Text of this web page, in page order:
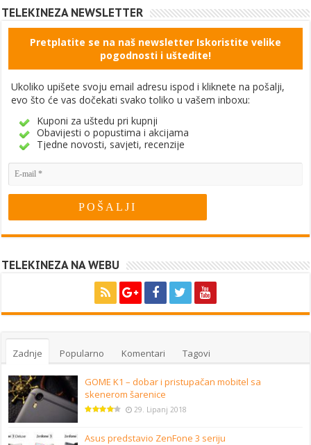
TELEKINEZA NEWSLETTER
Pretplatite se na naš newsletter Iskoristite velike
pogodnosti i uštedite!
Ukoliko upišete svoju email adresu ispod i kliknete na pošalji,
evo što će vas dočekati svako toliko u vašem inboxu:
Kuponi za uštedu pri kupnji
Obavijesti o popustima i akcijama
Tjedne novosti, savjeti, recenzije
TELEKINEZA NA WEBU
Zadnje Popularno Komentari Tagovi
GOME K1 – dobar i pristupačan mobitel sa
skenerom šarenice
29. Lipanj 2018
Asus predstavio ZenFone 3 seriju